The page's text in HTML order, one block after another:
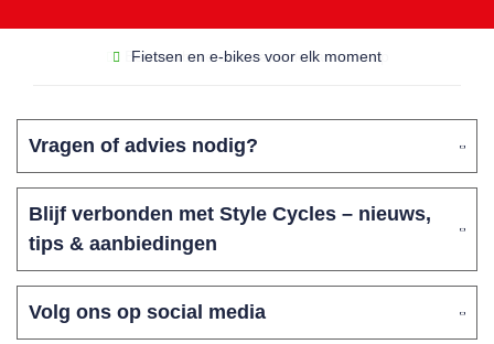
Betrouwbare service, ook na aankoop
Vragen of advies nodig?
Blijf verbonden met Style Cycles – nieuws,
tips & aanbiedingen
Volg ons op social media